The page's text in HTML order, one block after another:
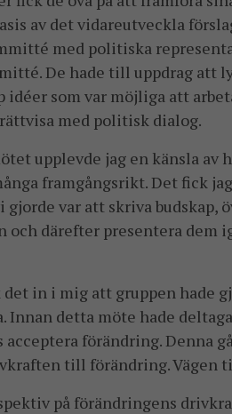
av det vidareutveckla
med politiska
De hade till uppdrag att
idéer som var möjliga att
med politisk dialog.
upplevde jag en känsla
framgångsrikt. Det fick
var att skriva budskap,
och därefter presentera
in i mig att gruppen hade
Innan detta möte hade
förändring. Denna
till förändring. Vägen
på förändringens